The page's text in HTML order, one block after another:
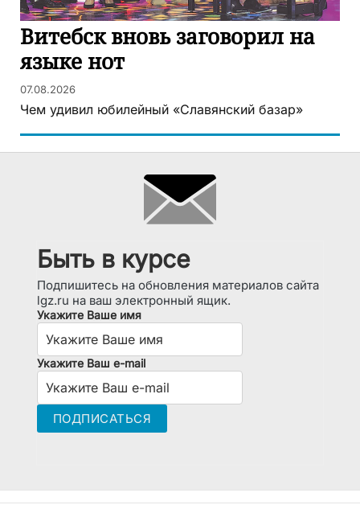
Витебск вновь заговорил на
языке нот
07.08.2026
Чем удивил юбилейный «Славянский базар»
Быть в курсе
Подпишитесь на обновления материалов сайта
lgz.ru на ваш электронный ящик.
Укажите Ваше имя
Укажите Ваш e-mail